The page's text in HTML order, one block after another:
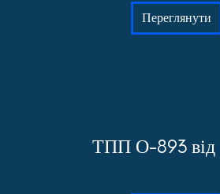
Переглянути
ТПП О-893 від